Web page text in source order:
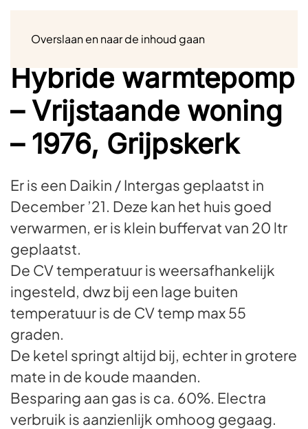
Overslaan en naar de inhoud gaan
Hybride warmtepomp
– Vrijstaande woning
– 1976, Grijpskerk
Er is een Daikin / Intergas geplaatst in
December ’21. Deze kan het huis goed
verwarmen, er is klein buffervat van 20 ltr
geplaatst.
De CV temperatuur is weersafhankelijk
ingesteld, dwz bij een lage buiten
temperatuur is de CV temp max 55
graden.
De ketel springt altijd bij, echter in grotere
mate in de koude maanden.
Besparing aan gas is ca. 60%. Electra
verbruik is aanzienlijk omhoog gegaag.